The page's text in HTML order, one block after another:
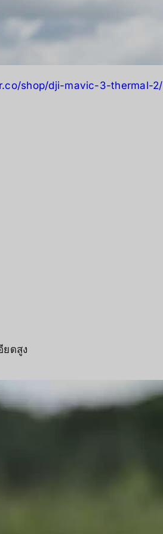
shop/dji-mavic-3-thermal-2/
ยดสูง